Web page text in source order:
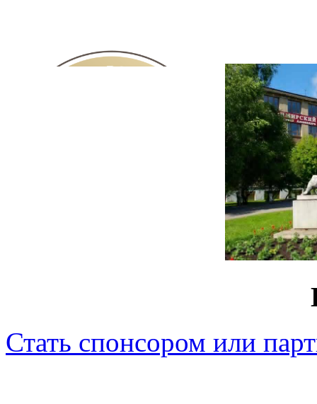
Стать спонсором или